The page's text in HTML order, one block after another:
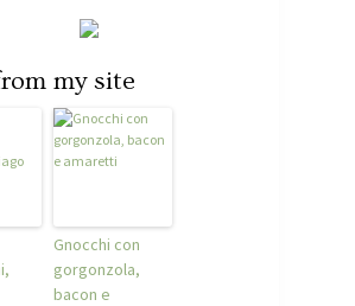
my site
Gnocchi con
gorgonzola,
bacon e